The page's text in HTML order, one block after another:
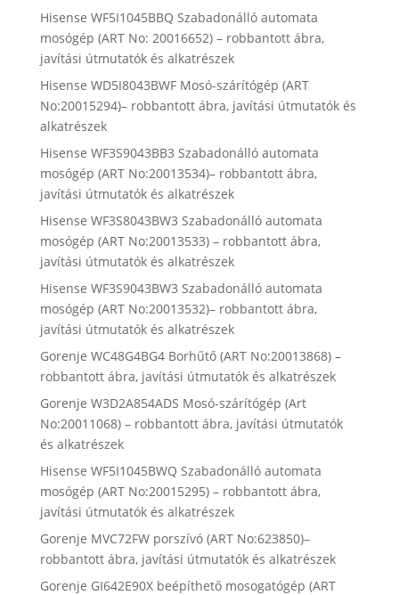
Hisense WF5I1045BBQ Szabadonálló automata
mosógép (ART No: 20016652) – robbantott ábra,
javítási útmutatók és alkatrészek
Hisense WD5I8043BWF Mosó-szárítógép (ART
No:20015294)– robbantott ábra, javítási útmutatók és
alkatrészek
Hisense WF3S9043BB3 Szabadonálló automata
mosógép (ART No:20013534)– robbantott ábra,
javítási útmutatók és alkatrészek
Hisense WF3S8043BW3 Szabadonálló automata
mosógép (ART No:20013533) – robbantott ábra,
javítási útmutatók és alkatrészek
Hisense WF3S9043BW3 Szabadonálló automata
mosógép (ART No:20013532)– robbantott ábra,
javítási útmutatók és alkatrészek
Gorenje WC48G4BG4 Borhűtő (ART No:20013868) –
robbantott ábra, javítási útmutatók és alkatrészek
Gorenje W3D2A854ADS Mosó-szárítógép (Art
No:20011068) – robbantott ábra, javítási útmutatók
és alkatrészek
Hisense WF5I1045BWQ Szabadonálló automata
mosógép (ART No:20015295) – robbantott ábra,
javítási útmutatók és alkatrészek
Gorenje MVC72FW porszívó (ART No:623850)–
robbantott ábra, javítási útmutatók és alkatrészek
Gorenje GI642E90X beépíthető mosogatógép (ART